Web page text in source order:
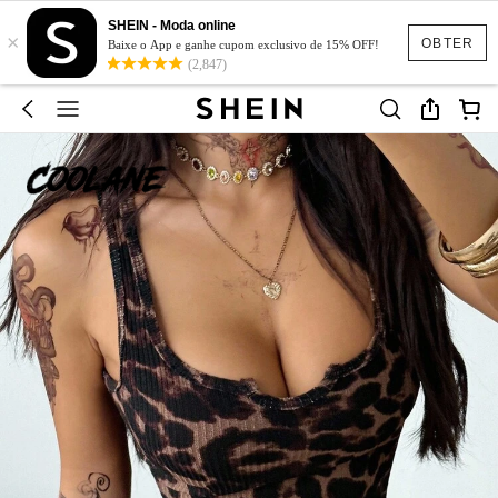
OBTER
×
SHEIN - Moda online
Baixe o App e ganhe cupom exclusivo de 15% OFF!
(2,847)